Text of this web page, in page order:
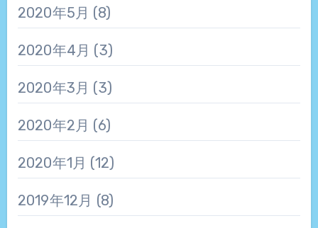
2020年5月 (8)
2020年4月 (3)
2020年3月 (3)
2020年2月 (6)
2020年1月 (12)
2019年12月 (8)